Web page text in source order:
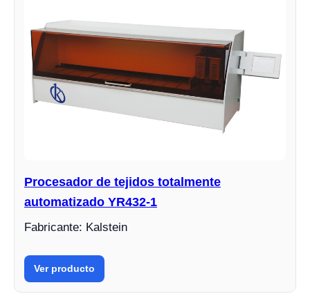
Procesador de tejidos totalmente
automatizado YR432-1
Fabricante: Kalstein
Ver producto